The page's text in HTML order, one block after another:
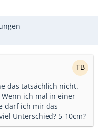
das tatsächlich nicht.
Wenn ich mal in einer
darf ich mir das
Unterschied? 5-10cm?